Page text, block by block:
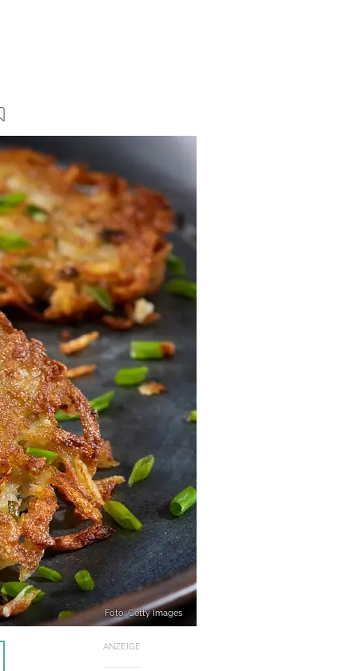
Foto: Getty Images
ANZEIGE